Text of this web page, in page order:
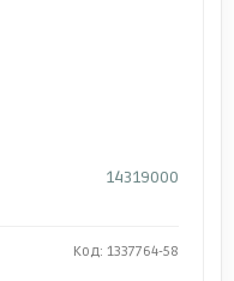
14319000
Код: 1337764-58